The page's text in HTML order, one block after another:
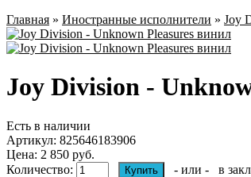
Главная » Иностранные исполнители » Joy
Joy Division -
Есть в наличии
Артикул: 825646183906
Цена: 2 850 руб.
Количество:
- или -
в